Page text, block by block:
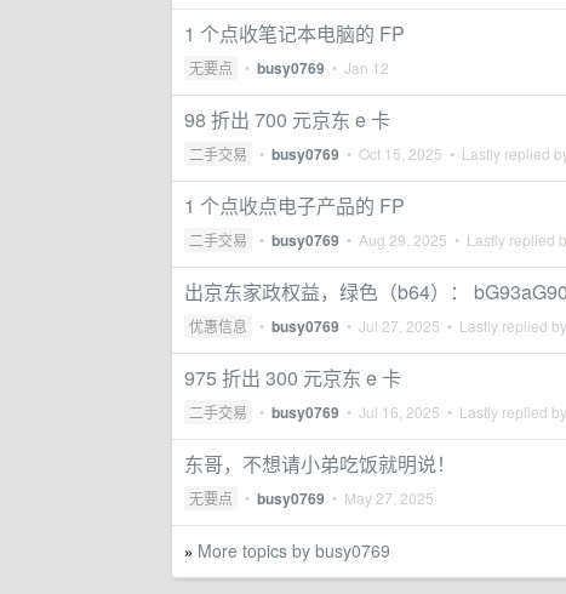
1 个点收笔记本电脑的 FP
无要点 • busy0769 • Jan 12
98 折出 700 元京东 e 卡
二手交易 • busy0769 • Oct 15, 2025 • Lastly replied
1 个点收点电子产品的 FP
二手交易 • busy0769 • Aug 29, 2025 • Lastly replied
出京东家政权益，绿色（b64）： bG93aG90
优惠信息 • busy0769 • Jul 27, 2025 • Lastly replied by
975 折出 300 元京东 e 卡
二手交易 • busy0769 • Jul 16, 2025 • Lastly replied by
东哥，不想请小弟吃饭就明说！
无要点 • busy0769 • May 27, 2025
» More topics by busy0769